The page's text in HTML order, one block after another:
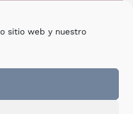
sitio web y nuestro